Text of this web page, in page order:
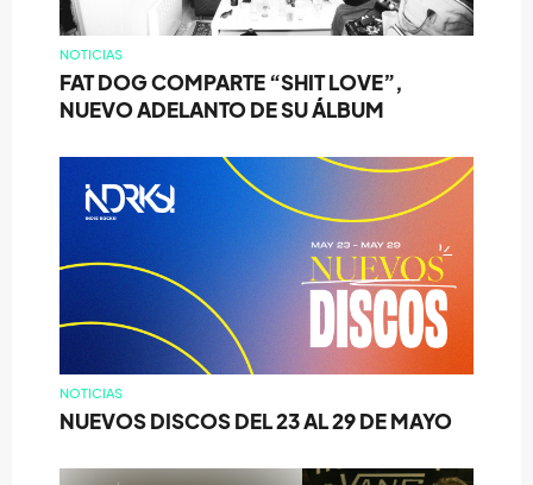
NOTICIAS
FAT DOG COMPARTE “SHIT LOVE”,
NUEVO ADELANTO DE SU ÁLBUM
NOTICIAS
NUEVOS DISCOS DEL 23 AL 29 DE MAYO